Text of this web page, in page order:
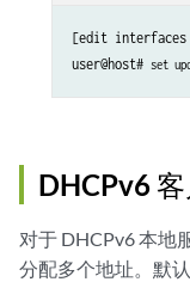
[edit interfaces
user@host# set
DHCPv6
对于 DHCPv6 本地
分配多个地址。默